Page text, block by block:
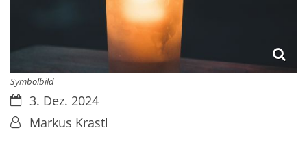
Symbolbild
Datum:3. Dez. 2024
Von:Markus Krastl